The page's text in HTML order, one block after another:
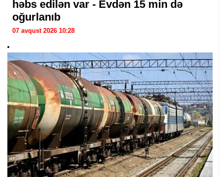
həbs edilən var - Evdən 15 min də
oğurlanıb
07 avqust 2026 10:28